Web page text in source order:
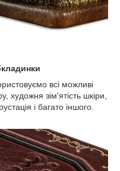
всі можливі
зім'ятість шкіри,
і багато іншого.